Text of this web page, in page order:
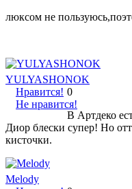
люксом не
YULYASHONOK
Нравится!
Не нравится!
0
В Артдеко
Диор блески супер! Но
кисточки.
Melody